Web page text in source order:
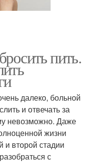
пить.
далеко, больной
и отвечать за
невозможно. Даже
жизни
и второй стадии
с